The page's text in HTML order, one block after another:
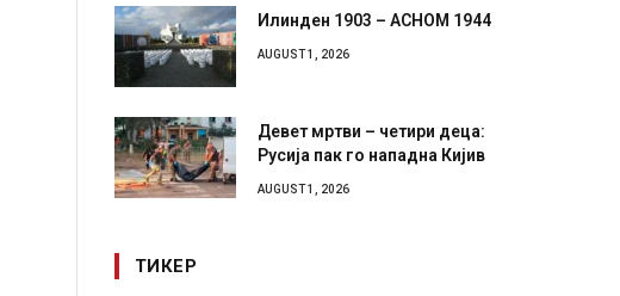
Илинден 1903 – АСНОМ 1944
AUGUST 1, 2026
Девет мртви – четири деца:
Русија пак го нападна Кијив
AUGUST 1, 2026
ТИКЕР